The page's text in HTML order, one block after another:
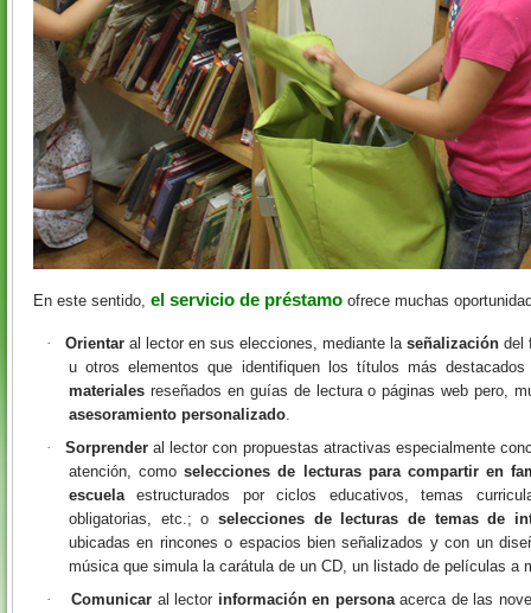
En este sentido, el servicio de préstamo ofrece muchas
· Orientar al lector en sus elecciones, mediante laseñalización del
u otros elementos que identifiquen los títulos más
materialesreseñados en guías de lectura o páginas web pero,
asesoramiento personalizado.
·
Sorprenderal lector con propuestas atractivas especialmente
atención, comoselecciones de lecturas para compartir en
escuelaestructurados por ciclos educativos, temas
obligatorias, etc.; o selecciones de lecturas de temas de
ubicadas en rincones o espacios bien señalizados y con un
música que simula la carátula de un CD, un listado de películas a
·
Comunicar al lector informaciónen personaacerca de las